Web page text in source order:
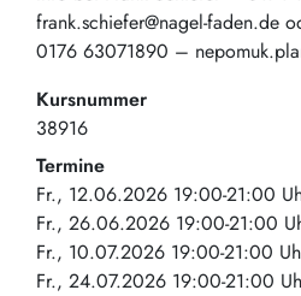
frank.schiefer@nagel-faden.de
0176 63071890 –
Kursnummer
38916
Termine
Fr., 12.06.2026 19:00-21:00
Fr., 26.06.2026 19:00-21:00
Fr., 10.07.2026 19:00-21:00
Fr., 24.07.2026 19:00-21:00